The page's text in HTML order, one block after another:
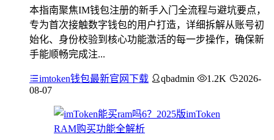
本指南聚焦IM钱包注册的新手入门全流程与避坑要点，
专为首次接触数字钱包的用户打造，详细拆解从账号初
始化、身份校验到核心功能激活的每一步操作，确保新
手能顺畅完成注...
imtoken钱包最新官网下载 qbadmin 1.2K
2026-
08-07